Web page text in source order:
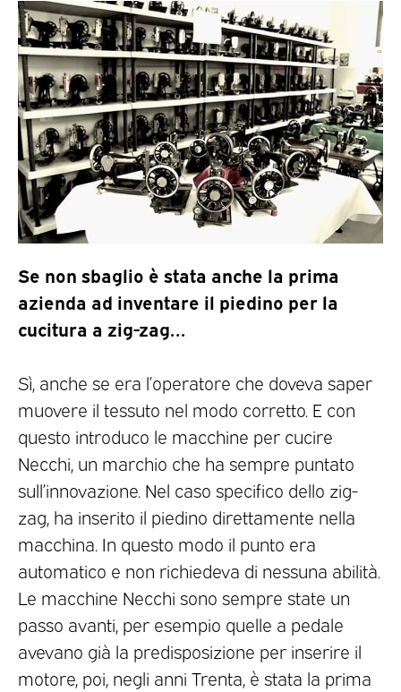
Se non sbaglio è stata anche la prima
azienda ad inventare il piedino per la
cucitura a zig-zag…
Sì, anche se era l’operatore che doveva saper
muovere il tessuto nel modo corretto. E con
questo introduco le macchine per cucire
Necchi, un marchio che ha sempre puntato
sull’innovazione. Nel caso specifico dello zig-
zag, ha inserito il piedino direttamente nella
macchina. In questo modo il punto era
automatico e non richiedeva di nessuna abilità.
Le macchine Necchi sono sempre state un
passo avanti, per esempio quelle a pedale
avevano già la predisposizione per inserire il
motore, poi, negli anni Trenta, è stata la prima